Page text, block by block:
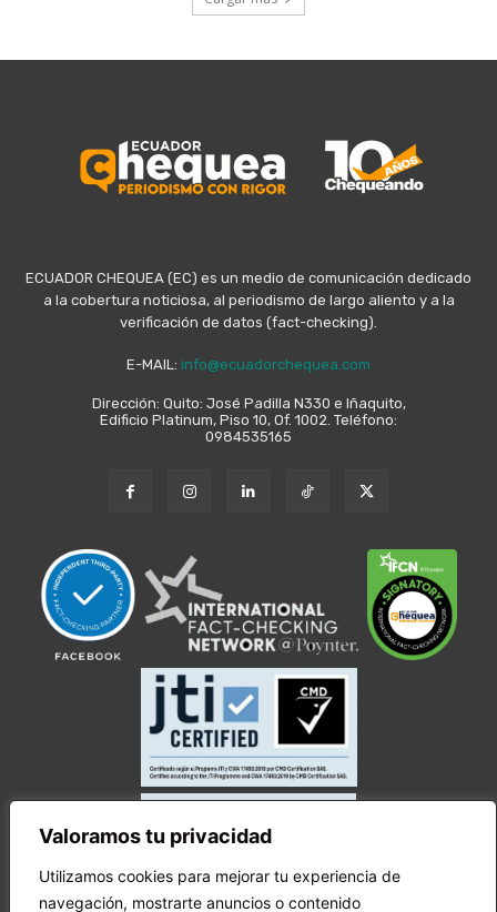
Valoramos tu privacidad
Utilizamos cookies para mejorar tu experiencia de
navegación, mostrarte anuncios o contenido
ECUADOR CHEQUEA (EC) es un medio de comunicación dedicado
a la cobertura noticiosa, al periodismo de largo aliento y a la
verificación de datos (fact-checking).
E-MAIL: info@ecuadorchequea.com
Dirección: Quito: José Padilla N330 e Iñaquito,
Edificio Platinum, Piso 10, Of. 1002. Teléfono:
0984535165